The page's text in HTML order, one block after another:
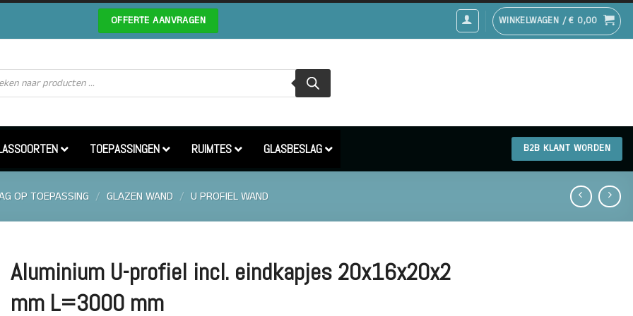
OFFERTE AANVRAGEN WINKELWAGEN /€ 0,00
TOEPASSINGEN RUIMTES GLASBESLAG B2B KLANT WORDEN
OP TOEPASSING / GLAZEN WAND / U PROFIEL WAND
Aluminium U-profiel incl. eindkapjes 20x16x20x2
mm L=3000 mm